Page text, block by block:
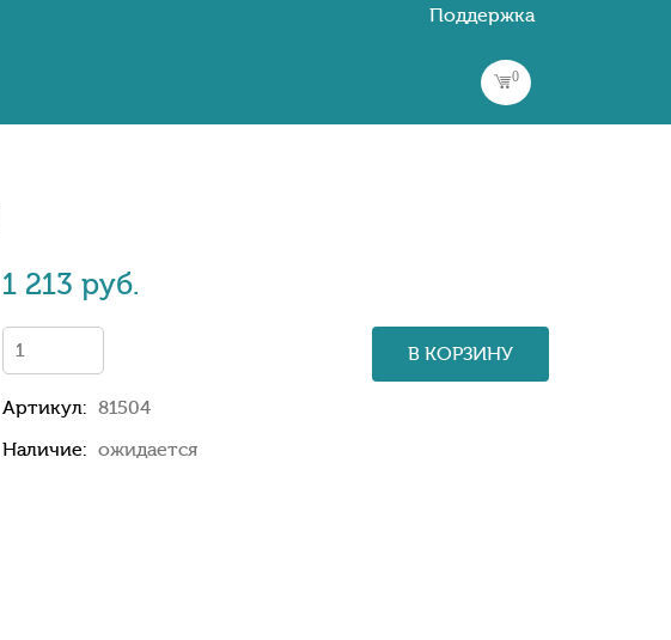
Поддержка
0
1 213 руб.
В КОРЗИНУ
Артикул: 81504
Наличие: ожидается